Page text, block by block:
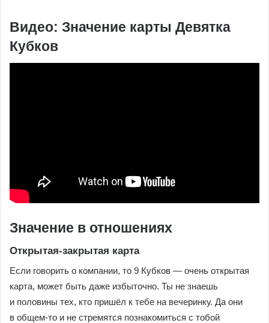
Видео: Значение карты Девятка
Кубков
Значение в отношениях
Открытая-закрытая карта
Если говорить о компании, то 9 Кубков — очень открытая
карта, может быть даже избыточно. Ты не знаешь
и половины тех, кто пришёл к тебе на вечеринку. Да они
в общем-то и не стремятся познакомиться с тобой